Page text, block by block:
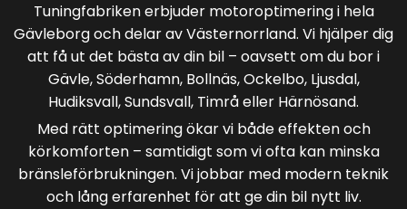
Tuningfabriken erbjuder motoroptimering i hela
Gävleborg och delar av Västernorrland. Vi hjälper dig
att få ut det bästa av din bil – oavsett om du bor i
Gävle, Söderhamn, Bollnäs, Ockelbo, Ljusdal,
Hudiksvall, Sundsvall, Timrå eller Härnösand.
Med rätt optimering ökar vi både effekten och
körkomforten – samtidigt som vi ofta kan minska
bränsleförbrukningen. Vi jobbar med modern teknik
och lång erfarenhet för att ge din bil nytt liv.